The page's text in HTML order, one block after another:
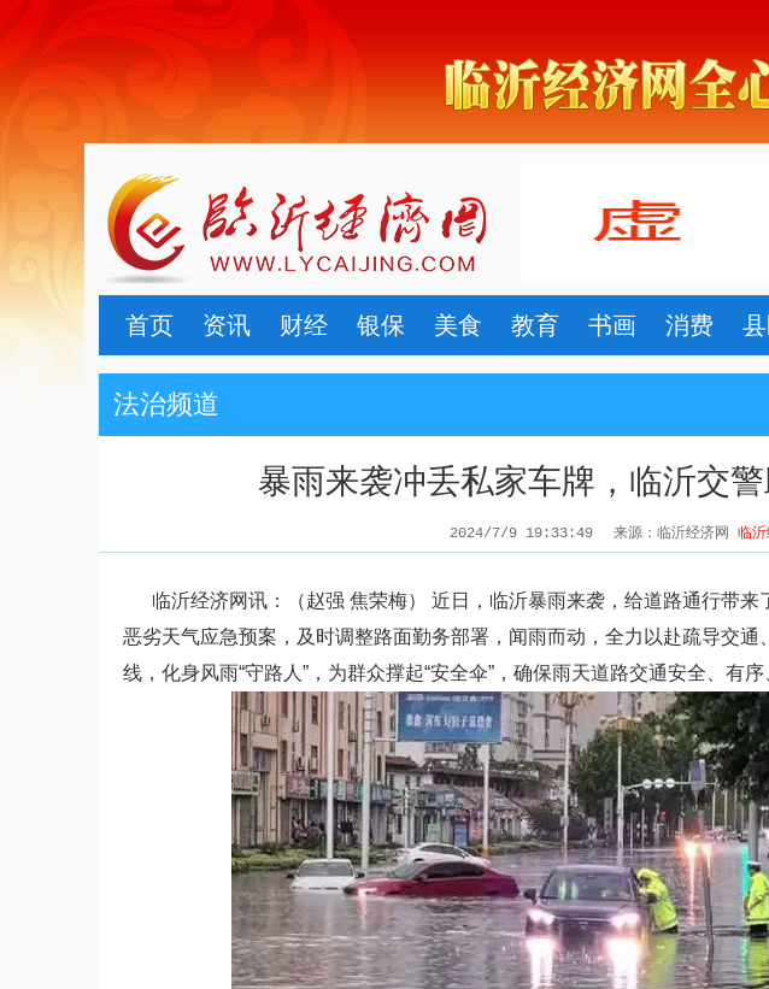
首页 资讯 财经 银保 美食 教育 书画 消费
法治频道
暴雨来袭冲丢私家车牌，临沂交
2024/7/9 19:33:49 来源：临沂经济网 临沂
临沂经济网讯：（赵强 焦荣梅） 近日，临沂暴雨来袭，给道路通行带来
恶劣天气应急预案，及时调整路面勤务部署，闻雨而动，全力以赴疏导交
线，化身风雨“守路人”，为群众撑起“安全伞”，确保雨天道路交通安全、有序